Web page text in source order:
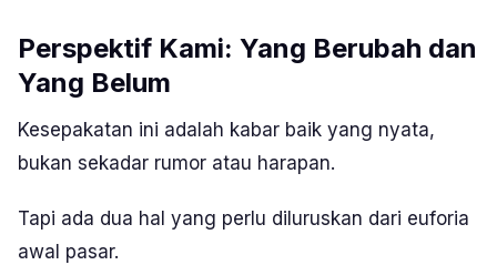
Perspektif Kami: Yang Berubah dan
Yang Belum
Kesepakatan ini adalah kabar baik yang nyata,
bukan sekadar rumor atau harapan.
Tapi ada dua hal yang perlu diluruskan dari euforia
awal pasar.